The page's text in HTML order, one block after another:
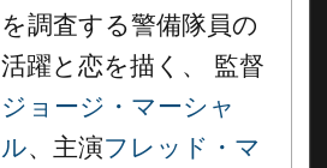
を調査する警備隊員の
活躍と恋を描く、 監督
ジョージ・マーシャ
ル、主演フレッド・マ